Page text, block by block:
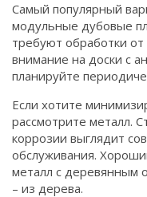
Самый популярный
модульные дубовые
требуют обработки
внимание на доски с
планируйте
Если хотите
рассмотрите металл.
коррозии выглядит
обслуживания.
металл с деревянным
– из дерева.